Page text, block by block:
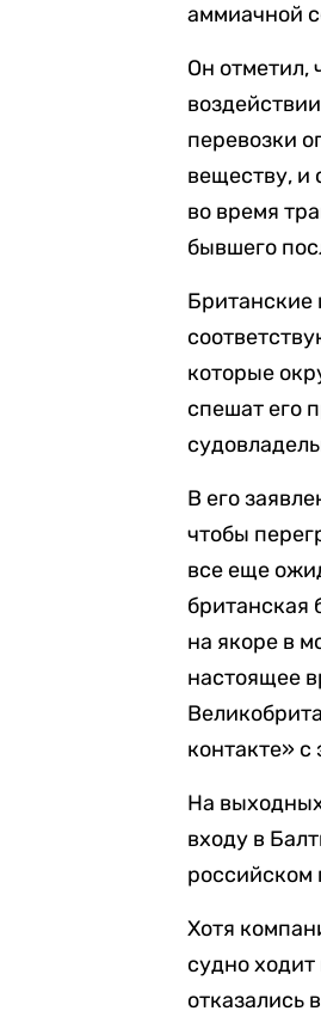
аммиачной
Он отметил,
перевозки
веществу, и
во время
бывшего
Британские
которые
спешат его
В его
чтобы
все еще
британская
на якоре в
настоящее
контакте»
На
входу в
российском
Хотя
судно
отказались